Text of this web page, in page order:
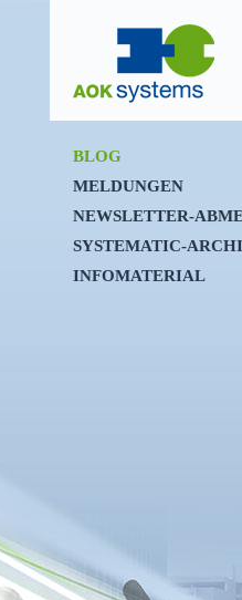
BLOG
MELDUNGEN
NEWSLETTER-
SYSTEMATIC-
INFOMATERIAL